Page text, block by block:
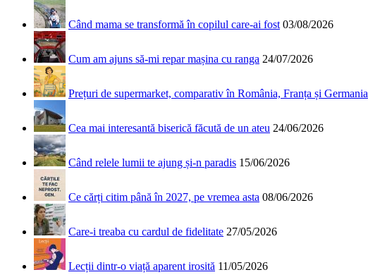
Când mama se transformă în copilul care-ai fost 03/08/2026
Cum am ajuns să-mi repar mașina cu ranga 24/07/2026
Prețuri de supermarket, comparativ în România, Franța și Germania
Cea mai interesantă biserică făcută de un ateu 24/06/2026
Când relele lumii te ajung și-n paradis 15/06/2026
Ce cărți citim până în 2027, pe vremea asta 08/06/2026
Care-i treaba cu cardul de fidelitate 27/05/2026
Lecții dintr-o viață aparent irosită 11/05/2026